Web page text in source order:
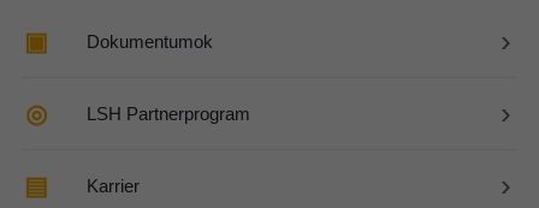
▣ Dokumentumok ›
◎ LSH Partnerprogram ›
▤ Karrier ›